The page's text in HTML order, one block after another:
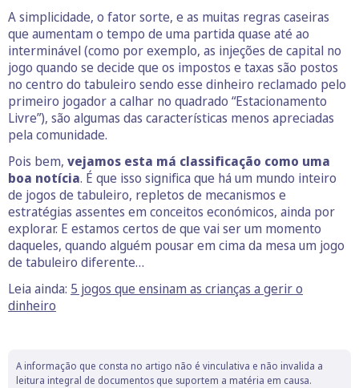
A simplicidade, o fator sorte, e as muitas regras caseiras
que aumentam o tempo de uma partida quase até ao
interminável (como por exemplo, as injeções de capital no
jogo quando se decide que os impostos e taxas são postos
no centro do tabuleiro sendo esse dinheiro reclamado pelo
primeiro jogador a calhar no quadrado “Estacionamento
Livre”), são algumas das características menos apreciadas
pela comunidade.
Pois bem, vejamos esta má classificação como uma
boa notícia. É que isso significa que há um mundo inteiro
de jogos de tabuleiro, repletos de mecanismos e
estratégias assentes em conceitos económicos, ainda por
explorar. E estamos certos de que vai ser um momento
daqueles, quando alguém pousar em cima da mesa um jogo
de tabuleiro diferente…
Leia ainda: 5 jogos que ensinam as crianças a gerir o
dinheiro
A informação que consta no artigo não é vinculativa e não invalida a
leitura integral de documentos que suportem a matéria em causa.